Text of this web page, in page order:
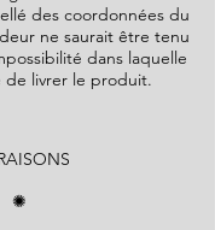
des coordonnées du
ne saurait être tenu
dans laquelle
de livrer le produit.
✺